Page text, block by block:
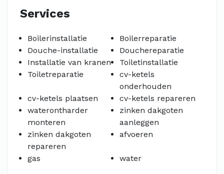
Services
Boilerinstallatie
Boilerreparatie
Douche-installatie
Douchereparatie
Installatie van kranen
Toiletinstallatie
Toiletreparatie
cv-ketels
onderhouden
cv-ketels plaatsen
cv-ketels repareren
waterontharder
monteren
zinken dakgoten
aanleggen
zinken dakgoten
repareren
afvoeren
gas water